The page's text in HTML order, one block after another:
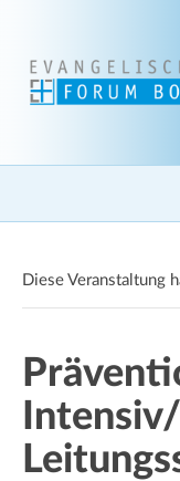
Diese Veranstaltung
Intensiv/